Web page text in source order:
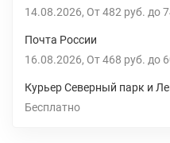
14.08.2026 От 482 руб. до
Почта России
16.08.2026 От 468 руб. до
Курьер Северный парк и
Бесплатно